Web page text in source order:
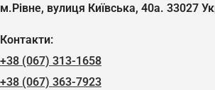
м.Рівне, вулиця Київська, 40а. 33027
Контакти:
+38 (067) 313-1658
+38 (067) 363-7923